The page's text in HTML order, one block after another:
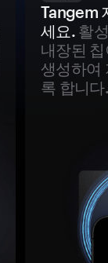
Tangem
세요.활
내장된
생성하여
록 합니다.